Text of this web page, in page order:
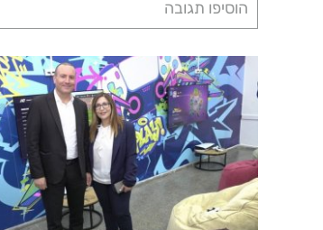
הוסיפו תגובה